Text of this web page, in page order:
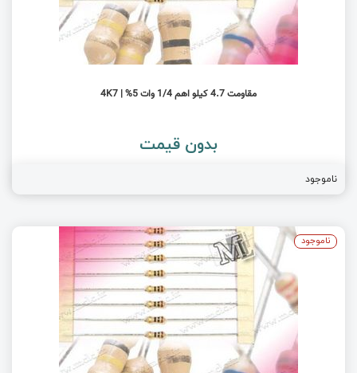
مقاومت 4.7 کیلو اهم 1/4 وات 5% | 4K7
بدون قیمت
ناموجود
ناموجود